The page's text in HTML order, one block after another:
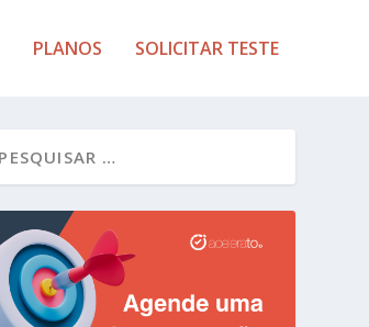
PLANOS SOLICITAR TESTE